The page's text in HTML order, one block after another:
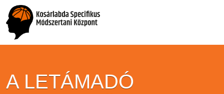
A LETÁMADÓ